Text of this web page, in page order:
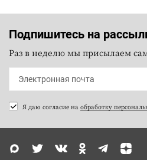
Подпишитесь на
Раз в неделю мы присылаем
Я даю согласие на обработку